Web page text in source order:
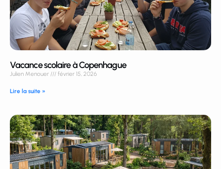
Vacance scolaire à Copenhague
Julien Menouer février 15, 2026
Lire la suite »